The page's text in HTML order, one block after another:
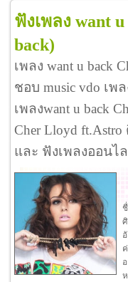
ฟังเพลง want
back)
เพลง want u back
ชอบ music vdo เพ
เพลงwant u back
Cher Lloyd
และ ฟังเพลงออนไ